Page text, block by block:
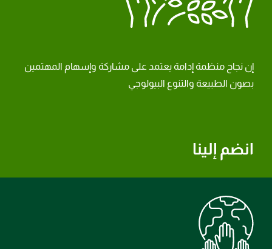
انضم إلينا
إن نجاح منظمة إدامة يعتمد على مشاركة وإسهام المهتمين
بصون الطبيعة والتنوع البيولوجي